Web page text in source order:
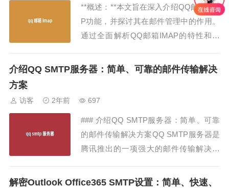
标是提供一份全面的指南，帮助您无论...
**概述：**本文旨在深入介绍QQ邮箱IMA
P功能，并探讨其在邮件管理中的作用。
通过全面解析QQ邮箱IMAP的特性和优
升邮件管理效率，同时满足搜索引擎优化
介绍QQ SMTP服务器：简单、可靠的邮件传输解决
方案
访客 2年前 697
### 介绍QQ SMTP服务器：简单、可靠
的邮件传输解决方案QQ SMTP服务器是
腾讯推出的一项强大的邮件传输解决方
务。作为全球最大的在线社交平台之一，
解密Outlook Office365 SMTP设置：简单、快速、